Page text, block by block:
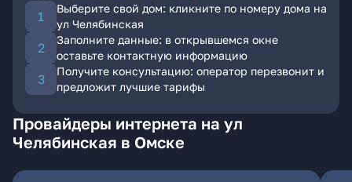
Выберите свой дом: кликните по номеру дома на
ул Челябинская
Заполните данные: в открывшемся окне
оставьте контактную информацию
Получите консультацию: оператор перезвонит и
предложит лучшие тарифы
Провайдеры интернета на ул
Челябинская в Омске